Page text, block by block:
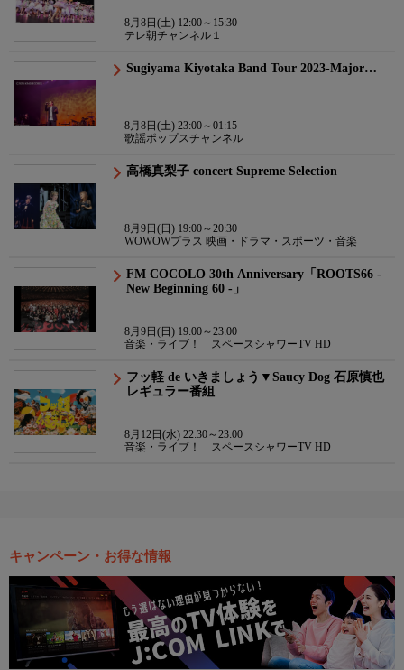
8月8日(土) 12:00～15:30
テレ朝チャンネル１
Sugiyama Kiyotaka Band Tour 2023-Major…
8月8日(土) 23:00～01:15
歌謡ポップスチャンネル
高橋真梨子 concert Supreme Selection
8月9日(日) 19:00～20:30
WOWOWプラス 映画・ドラマ・スポーツ・音楽
FM COCOLO 30th Anniversary「ROOTS66 -
New Beginning 60 -」
8月9日(日) 19:00～23:00
音楽・ライブ！ スペースシャワーTV HD
フッ軽 de いきましょう▼Saucy Dog 石原慎也
レギュラー番組
8月12日(水) 22:30～23:00
音楽・ライブ！ スペースシャワーTV HD
キャンペーン・お得な情報